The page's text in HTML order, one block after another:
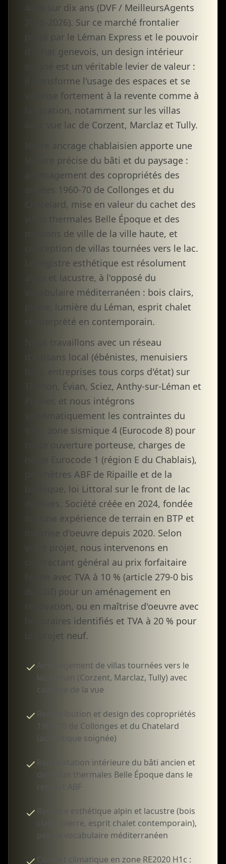
44 % sur dix ans (DVF / MeilleursAgents
2025-2026). Sur ce marché frontalier
porté par le Léman Express et le pouvoir
d'achat genevois, un design intérieur
soigné est un véritable levier de valeur :
il transforme l'usage des espaces et se
valorise fortement à la revente comme à
la location, notamment sur les villas
avec vue lac de Corzent, Marclaz et Tully.
Notre ancrage chablaisien apporte une
lecture précise du bâti et du paysage :
aménagement des copropriétés des
années 1960-70 de Collonges et du
Chatelard, mise en valeur du cachet des
villas thermales Belle Époque et des
maisons de ville de la ville haute, et
conception de villas tournées vers le lac.
Le registre esthétique est résolument
alpin et lacustre, à l'opposé du
vocabulaire méditerranéen : bois clairs,
pierre, lumière du Léman, esprit chalet
réinterprété en contemporain.
Nous travaillons avec un réseau
d'artisans local (ébénistes, menuisiers
bois, entreprises tous corps d'état) sur
Thonon, Évian, Sciez, Anthy-sur-Léman et
Publier, et nous intégrons
systématiquement les contraintes du
site : zone sismique 4 (Eurocode 8) pour
toute ouverture porteuse, charges de
neige Eurocode 1 (région E du Chablais),
périmètres ABF de Ripaille et de la
basilique, loi Littoral sur le front de lac
de Rives. Société créée en 2024, fondée
sur une expérience de terrain en BTP et
maîtrise d'oeuvre depuis 2020. Selon
votre projet, nous intervenons en
contractant général au prix forfaitaire
ferme avec TVA à 10 % (article 279-0 bis
du CGI) pour un aménagement en
rénovation, ou en maîtrise d'oeuvre avec
honoraires identifiés et TVA à 20 % pour
un projet neuf.
Aménagement de villas tournées vers le
lac Léman (Corzent, Marclaz, Tully) avec
cadrage de la vue
Redistribution et design des copropriétés
1960-70 de Collonges et du Chatelard
(acoustique soignée)
Réhabilitation intérieure du bâti ancien et
des villas thermales Belle Époque dans le
respect ABF
Registre esthétique alpin et lacustre (bois
clairs, pierre, esprit chalet contemporain),
pas de vocabulaire méditerranéen
Confort climatique en zone RE2020 H1c :